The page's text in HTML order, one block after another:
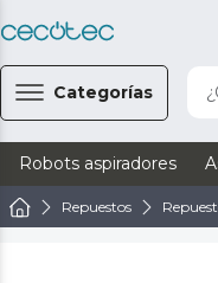
Categorías
Robots aspiradores
Repuestos